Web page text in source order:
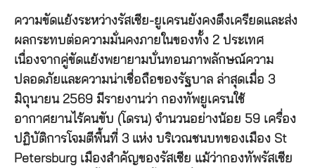
ความขัดแย้งระหว่างรัสเซีย-ยูเครนยังคงตึงเครียดและส่ง
ผลกระทบต่อความมั่นคงภายในของทั้ง 2 ประเทศ
เนื่องจากคู่ขัดแย้งพยายามบั่นทอนภาพลักษณ์ความ
ปลอดภัยและความน่าเชื่อถือของรัฐบาล ล่าสุดเมื่อ 3
มิถุนายน 2569 มีรายงานว่า กองทัพยูเครนใช้
อากาศยานไร้คนขับ (โดรน) จำนวนอย่างน้อย 59 เครื่อง
ปฏิบัติการโจมตีพื้นที่ 3 แห่ง บริเวณชนบทของเมือง St
Petersburg เมืองสำคัญของรัสเซีย แม้ว่ากองทัพรัสเซีย